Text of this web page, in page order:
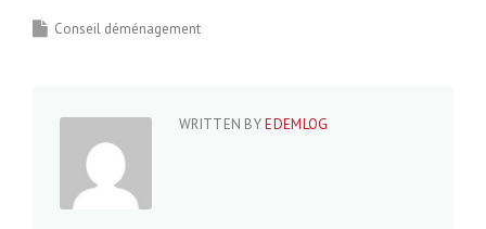
Conseil déménagement
WRITTEN BYEDEMLOG